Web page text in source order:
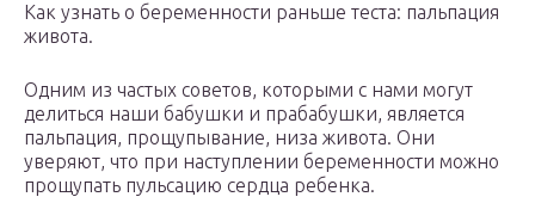
Как узнать о беременности раньше теста: пальпация
живота.
Одним из частых советов, которыми с нами могут
делиться наши бабушки и прабабушки, является
пальпация, прощупывание, низа живота. Они
уверяют, что при наступлении беременности можно
прощупать пульсацию сердца ребенка.